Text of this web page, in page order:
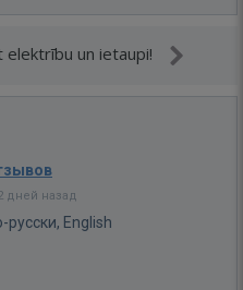
elektrību un ietaupi!
дней назад
русски, English